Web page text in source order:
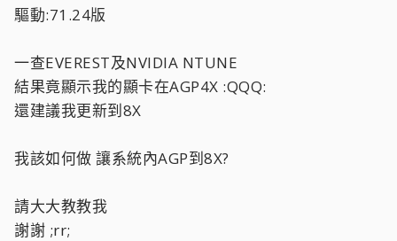
驅動:71.24版
一查EVEREST及NVIDIA NTUNE
結果竟顯示我的顯卡在AGP4X :QQQ:
還建議我更新到8X
我該如何做 讓系統內AGP到8X?
請大大教教我
謝謝 ;rr;